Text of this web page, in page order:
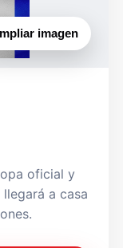
imagen
oficial y
a casa